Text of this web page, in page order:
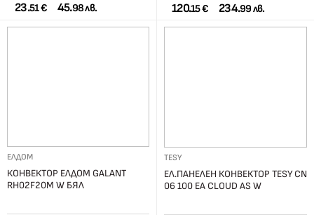
23.51 € 45.98 лв. 120.15 € 234.99 лв.
ЕЛДОМ
КОНВЕКТОР ЕЛДОМ GALANT
RH02F20M W БЯЛ
TESY
ЕЛ.ПАНЕЛЕН КОНВЕКТОР TESY CN
06 100 EA CLOUD AS W